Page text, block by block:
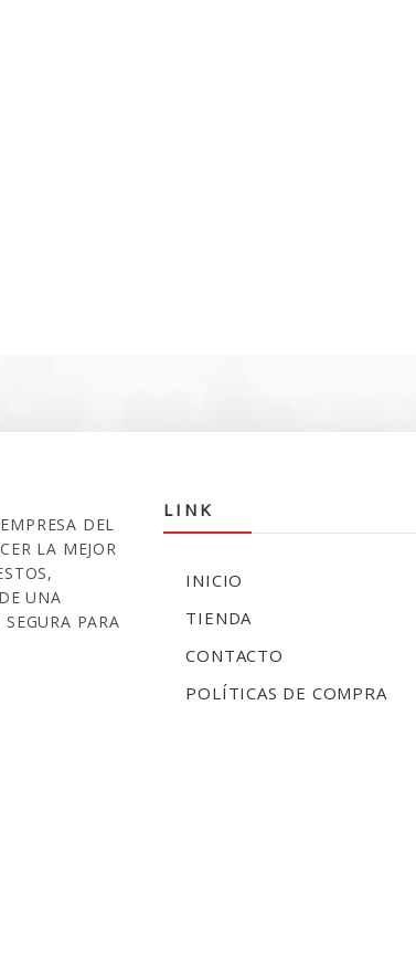
DEL
LA MEJOR
UNA
PARA
LINK
INICIO
TIENDA
CONTACTO
POLÍTICAS DE COMPRA